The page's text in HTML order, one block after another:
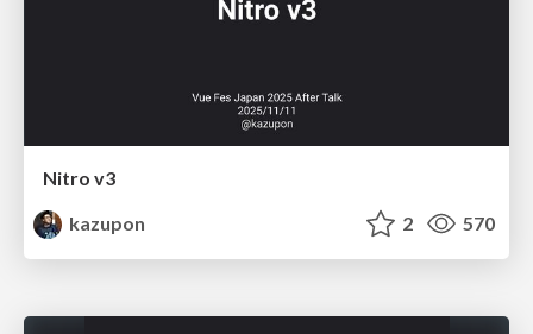
Nitro v3
kazupon
2 570